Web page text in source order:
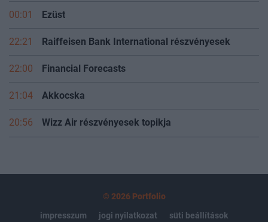
00:01 Ezüst
22:21 Raiffeisen Bank International részvényesek
22:00 Financial Forecasts
21:04 Akkocska
20:56 Wizz Air részvényesek topikja
© 2026 Portfolio
impresszum
jogi nyilatkozat süti beállítások